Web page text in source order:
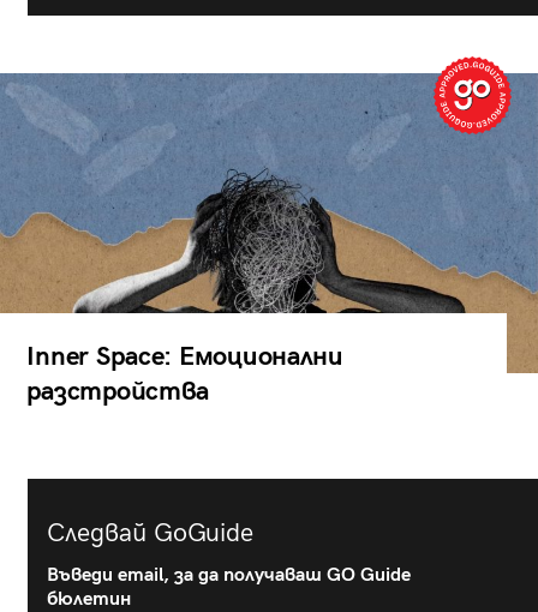
Inner Space: Емоционални
разстройства
Следвай GoGuide
Въведи email, за да получаваш GO Guide
бюлетин